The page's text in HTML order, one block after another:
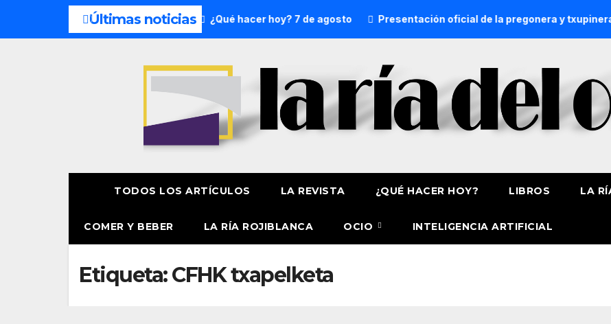
Últimas noticias
fin de semana: 8 y 9 de agosto ¿Qué hacer hoy? 7 de agosto Presentación oficial de la pregonera y txupinera de
TODOS LOS ARTÍCULOS LA REVISTA ¿QUÉ HACER HOY? LIBROS LA
COMER Y BEBER LA RÍA ROJIBLANCA OCIO INTELIGENCIA ARTIFICIAL
Etiqueta:CFHK txapelketa